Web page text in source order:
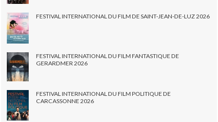
FESTIVAL INTERNATIONAL DU FILM DE SAINT-JEAN-DE-LUZ 2026
FESTIVAL INTERNATIONAL DU FILM FANTASTIQUE DE
GERARDMER 2026
FESTIVAL INTERNATIONAL DU FILM POLITIQUE DE
CARCASSONNE 2026